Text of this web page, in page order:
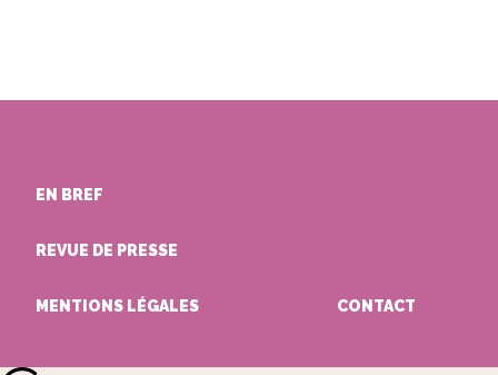
EN BREF
REVUE DE PRESSE
MENTIONS LÉGALES CONTACT